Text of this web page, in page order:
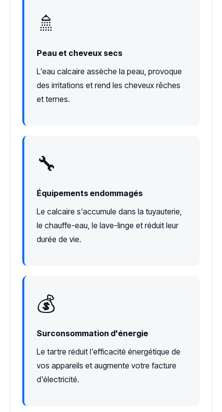
🚿
Peau et cheveux secs
L'eau calcaire assèche la peau, provoque
des irritations et rend les cheveux rêches
et ternes.
🔧
Équipements endommagés
Le calcaire s'accumule dans la tuyauterie,
le chauffe-eau, le lave-linge et réduit leur
durée de vie.
💰
Surconsommation d'énergie
Le tartre réduit l'efficacité énergétique de
vos appareils et augmente votre facture
d'électricité.